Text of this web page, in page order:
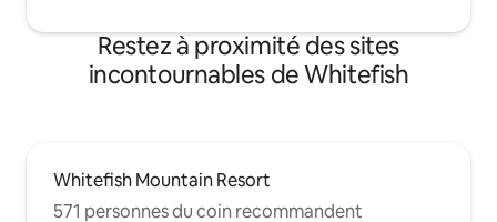
Restez à proximité des sites
incontournables de Whitefish
Whitefish Mountain Resort
571 personnes du coin recommandent